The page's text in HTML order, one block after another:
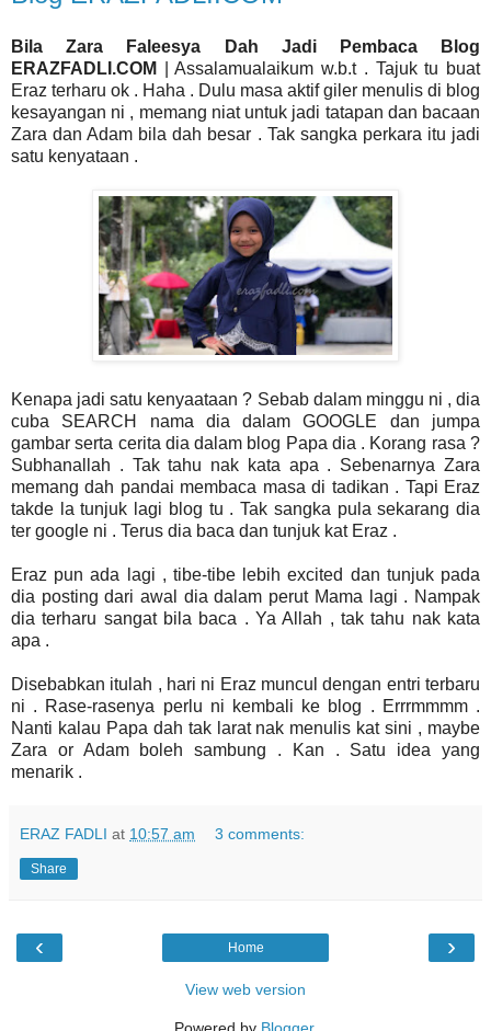
Bila Zara Faleesya Dah Jadi Pembaca Blog
ERAZFADLI.COM
| Assalamualaikum w.b.t . Tajuk tu buat
Eraz terharu ok . Haha . Dulu masa aktif giler menulis di blog
kesayangan ni , memang niat untuk jadi tatapan dan bacaan
Zara dan Adam bila dah besar . Tak sangka perkara itu jadi
satu kenyataan .
Kenapa jadi satu kenyaataan ? Sebab dalam minggu ni , dia
cuba SEARCH nama dia dalam GOOGLE dan jumpa
gambar serta cerita dia dalam blog Papa dia . Korang rasa ?
Subhanallah . Tak tahu nak kata apa . Sebenarnya Zara
memang dah pandai membaca masa di tadikan . Tapi Eraz
takde la tunjuk lagi blog tu . Tak sangka pula sekarang dia
ter google ni . Terus dia baca dan tunjuk kat Eraz .
Eraz pun ada lagi , tibe-tibe lebih excited dan tunjuk pada
dia posting dari awal dia dalam perut Mama lagi . Nampak
dia terharu sangat bila baca . Ya Allah , tak tahu nak kata
apa .
Disebabkan itulah , hari ni Eraz muncul dengan entri terbaru
ni . Rase-rasenya perlu ni kembali ke blog . Errrmmmm .
Nanti kalau Papa dah tak larat nak menulis kat sini , maybe
Zara or Adam boleh sambung . Kan . Satu idea yang
menarik .
ERAZ FADLI at 10:57 am 3 comments:
Share
‹ ›
Home
View web version
Powered by Blogger.